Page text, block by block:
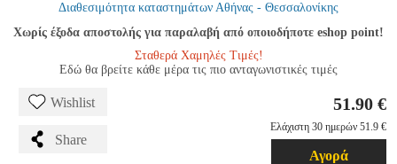
Διαθεσιμότητα καταστημάτων Αθήνας - Θεσσαλονίκης
Χωρίς έξοδα αποστολής για παραλαβή από οποιοδήποτε eshop point!
Σταθερά Χαμηλές Τιμές!
Εδώ θα βρείτε κάθε μέρα τις πιο ανταγωνιστικές τιμές
Wishlist
Share
51.90 €
Ελάχιστη 30 ημερών 51.9 €
Αγορά